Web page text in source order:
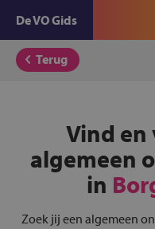
De VO Gids
Terug
Vind en
algemeen
in
Zoek jij een algemeen